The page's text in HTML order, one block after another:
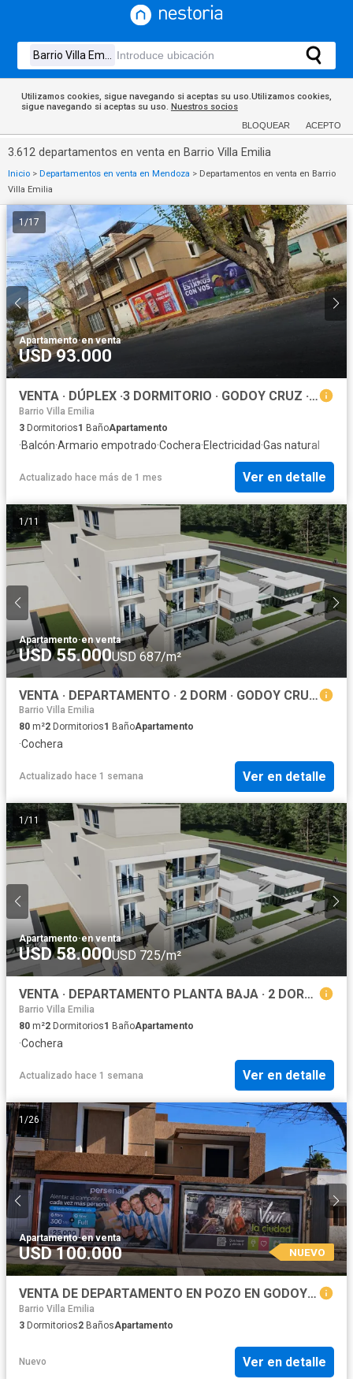
Utilizamos cookies, sigue navegando si aceptas su uso.Utilizamos cookies,
sigue navegando si aceptas su uso. Nuestros socios
BLOQUEAR ACEPTO
3.612 departamentos en venta en Barrio Villa Emilia
Inicio > Departamentos en venta en Mendoza > Departamentos en venta en Barrio
Villa Emilia
1 /17
Apartamento·en venta
USD 93.000
VENTA · DÚPLEX ·3 DORMITORIO · GODOY CRUZ · B. ORTIZ · ESTRENAR
Barrio Villa Emilia
3 Dormitorios1 BañoApartamento
·Balcón·Armario empotrado·Cochera·Electricidad·Gas natural
Actualizado hace más de 1 mes Ver en detalle
1 /11
Apartamento·en venta
USD 55.000USD 687/m²
VENTA · DEPARTAMENTO · 2 DORM · GODOY CRUZ · MENDOZA ·
Barrio Villa Emilia
80 m²2 Dormitorios1 BañoApartamento
·Cochera
Actualizado hace 1 semana Ver en detalle
1 /11
Apartamento·en venta
USD 58.000USD 725/m²
VENTA · DEPARTAMENTO PLANTA BAJA · 2 DORM · GODOY CRUZ · MENDOZA ·
Barrio Villa Emilia
80 m²2 Dormitorios1 BañoApartamento
·Cochera
Actualizado hace 1 semana Ver en detalle
1 /26
Apartamento·en venta
USD 100.000 NUEVO
VENTA DE DEPARTAMENTO EN POZO EN GODOY CRUZ
Barrio Villa Emilia
3 Dormitorios2 BañosApartamento
Nuevo Ver en detalle